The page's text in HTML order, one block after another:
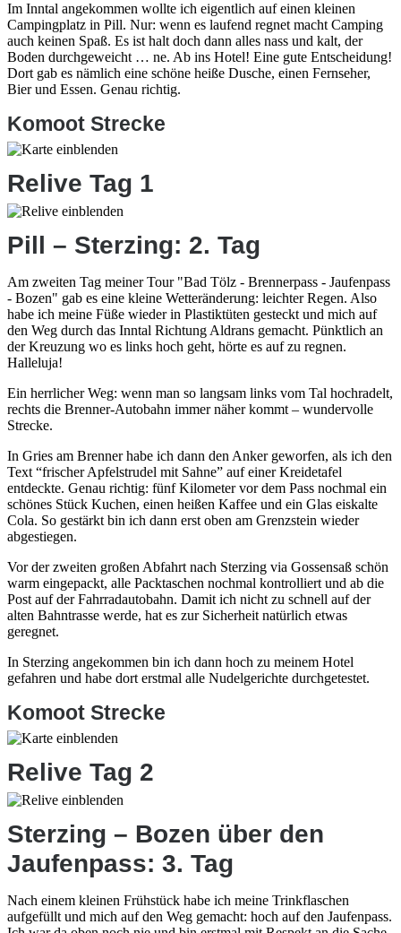
Im Inntal angekommen wollte ich eigentlich auf einen kleinen
Campingplatz in Pill. Nur: wenn es laufend regnet macht Camping
auch keinen Spaß. Es ist halt doch dann alles nass und kalt, der
Boden durchgeweicht … ne. Ab ins Hotel! Eine gute Entscheidung!
Dort gab es nämlich eine schöne heiße Dusche, einen Fernseher,
Bier und Essen. Genau richtig.
Komoot Strecke
Relive Tag 1
Pill – Sterzing: 2. Tag
Am zweiten Tag meiner Tour "Bad Tölz - Brennerpass - Jaufenpass
- Bozen" gab es eine kleine Wetteränderung: leichter Regen. Also
habe ich meine Füße wieder in Plastiktüten gesteckt und mich auf
den Weg durch das Inntal Richtung Aldrans gemacht. Pünktlich an
der Kreuzung wo es links hoch geht, hörte es auf zu regnen.
Halleluja!
Ein herrlicher Weg: wenn man so langsam links vom Tal hochradelt,
rechts die Brenner-Autobahn immer näher kommt – wundervolle
Strecke.
In Gries am Brenner habe ich dann den Anker geworfen, als ich den
Text “frischer Apfelstrudel mit Sahne” auf einer Kreidetafel
entdeckte. Genau richtig: fünf Kilometer vor dem Pass nochmal ein
schönes Stück Kuchen, einen heißen Kaffee und ein Glas eiskalte
Cola. So gestärkt bin ich dann erst oben am Grenzstein wieder
abgestiegen.
Vor der zweiten großen Abfahrt nach Sterzing via Gossensaß schön
warm eingepackt, alle Packtaschen nochmal kontrolliert und ab die
Post auf der Fahrradautobahn. Damit ich nicht zu schnell auf der
alten Bahntrasse werde, hat es zur Sicherheit natürlich etwas
geregnet.
In Sterzing angekommen bin ich dann hoch zu meinem Hotel
gefahren und habe dort erstmal alle Nudelgerichte durchgetestet.
Komoot Strecke
Relive Tag 2
Sterzing – Bozen über den
Jaufenpass: 3. Tag
Nach einem kleinen Frühstück habe ich meine Trinkflaschen
aufgefüllt und mich auf den Weg gemacht: hoch auf den Jaufenpass.